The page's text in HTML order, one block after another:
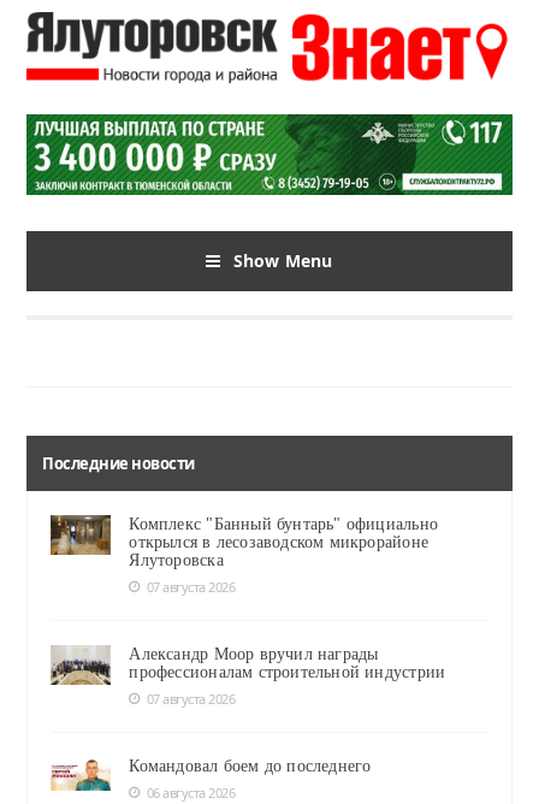
Show Menu
Последние новости
Комплекс "Банный бунтарь" официально
открылся в лесозаводском микрорайоне
Ялуторовска
07 августа 2026
Александр Моор вручил награды
профессионалам строительной индустрии
07 августа 2026
Командовал боем до последнего
06 августа 2026